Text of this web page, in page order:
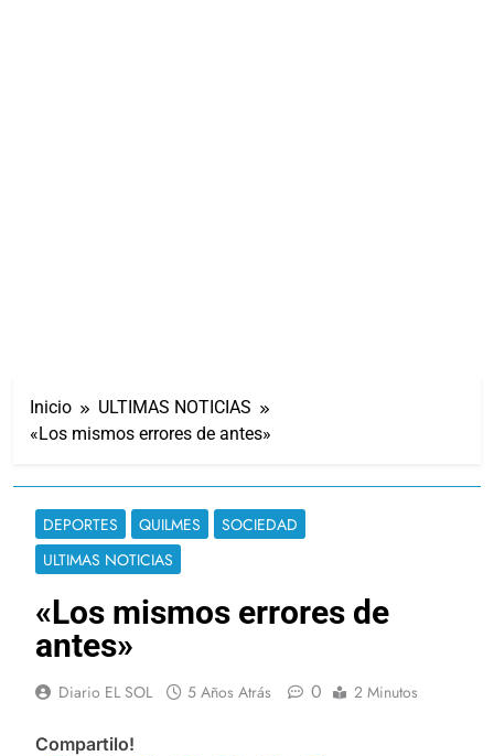
Inicio
ULTIMAS NOTICIAS
«Los mismos errores de antes»
DEPORTES QUILMES
SOCIEDAD
ULTIMAS NOTICIAS
«Los mismos errores de
antes»
Diario EL SOL 5 Años Atrás 0 2 Minutos
Compartilo!